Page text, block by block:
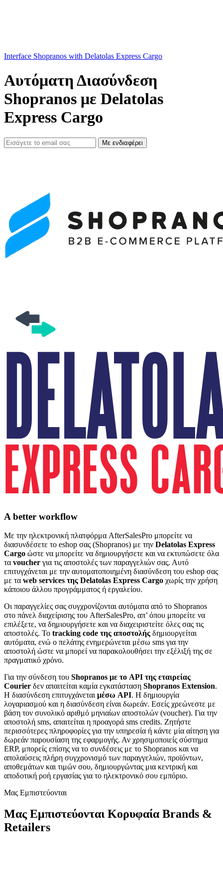
Interface Shopranos with Delatolas Express Cargo
Αυτόματη Διασύνδεση
Shopranos με Delatolas
Express Cargo
Με ενδιαφέρει
A better workflow
Με την ηλεκτρονική πλατφόρμα AfterSalesPro μπορείτε να
διασυνδέσετε το eshop σας (Shopranos) με την Delatolas Express
Cargo ώστε να μπορείτε να δημιουργήσετε και να εκτυπώσετε όλα
τα voucher για τις αποστολές των παραγγελιών σας. Αυτό
επιτυγχάνεται με την αυτοματοποιημένη διασύνδεση του eshop σας
με τα web services της Delatolas Express Cargo χωρίς την χρήση
κάποιου άλλου προγράμματος ή εργαλείου.
Οι παραγγελίες σας συγχρονίζονται αυτόματα από το Shopranos
στο πάνελ διαχείρισης του AfterSalesPro, απ’ όπου μπορείτε να
επιλέξετε, να δημιουργήσετε και να διαχειριστείτε όλες σας τις
αποστολές. Το tracking code της αποστολής δημιουργείται
αυτόματα, ενώ ο πελάτης ενημερώνεται μέσω sms για την
αποστολή ώστε να μπορεί να παρακολουθήσει την εξέλιξή της σε
πραγματικό χρόνο.
Για την σύνδεση του Shopranos με το API της εταιρείας
Courier δεν απαιτείται καμία εγκατάσταση Shopranos Extension.
H διασύνδεση επιτυγχάνεται μέσω API. Η δημιουργία
λογαριασμού και η διασύνδεση είναι δωρεάν. Εσείς χρεώνεστε με
βάση τον συνολικό αριθμό μηνιαίων αποστολών (voucher). Για την
αποστολή sms, απαιτείται η προαγορά sms credits. Ζητήστε
περισσότερες πληροφορίες για την υπηρεσία ή κάντε μία αίτηση για
δωρεάν παρουσίαση της εφαρμογής. Αν χρησιμοποιείς σύστημα
ERP, μπορείς επίσης να το συνδέσεις με το Shopranos και να
απολαύσεις πλήρη συγχρονισμό των παραγγελιών, προϊόντων,
αποθεμάτων και τιμών σου, δημιουργώντας μια κεντρική και
αποδοτική ροή εργασίας για το ηλεκτρονικό σου εμπόριο.
Μας Εμπιστεύονται
Μας Εμπιστεύονται Κορυφαία Brands &
Retailers